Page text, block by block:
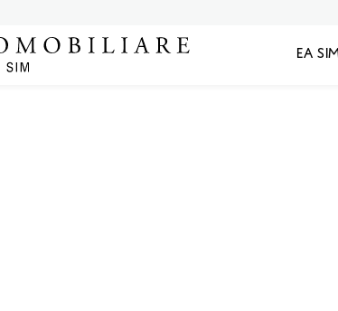
EA
Mercati | 12 dicembre 2025
EQUITY E BOND